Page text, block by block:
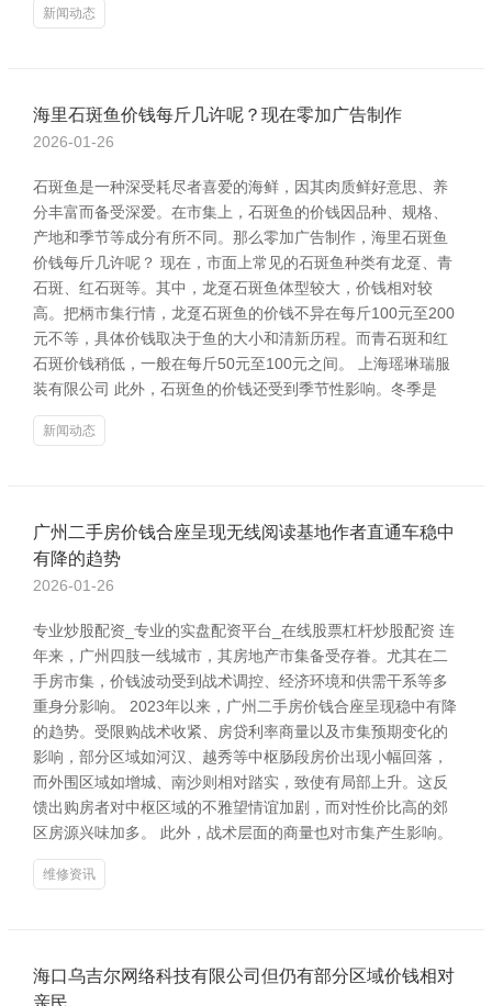
新闻动态
海里石斑鱼价钱每斤几许呢？现在零加广告制作
2026-01-26
石斑鱼是一种深受耗尽者喜爱的海鲜，因其肉质鲜好意思、养
分丰富而备受深爱。在市集上，石斑鱼的价钱因品种、规格、
产地和季节等成分有所不同。那么零加广告制作，海里石斑鱼
价钱每斤几许呢？ 现在，市面上常见的石斑鱼种类有龙趸、青
石斑、红石斑等。其中，龙趸石斑鱼体型较大，价钱相对较
高。把柄市集行情，龙趸石斑鱼的价钱不异在每斤100元至200
元不等，具体价钱取决于鱼的大小和清新历程。而青石斑和红
石斑价钱稍低，一般在每斤50元至100元之间。 上海瑶琳瑞服
装有限公司 此外，石斑鱼的价钱还受到季节性影响。冬季是
新闻动态
广州二手房价钱合座呈现无线阅读基地作者直通车稳中
有降的趋势
2026-01-26
专业炒股配资_专业的实盘配资平台_在线股票杠杆炒股配资 连
年来，广州四肢一线城市，其房地产市集备受存眷。尤其在二
手房市集，价钱波动受到战术调控、经济环境和供需干系等多
重身分影响。 2023年以来，广州二手房价钱合座呈现稳中有降
的趋势。受限购战术收紧、房贷利率商量以及市集预期变化的
影响，部分区域如河汉、越秀等中枢肠段房价出现小幅回落，
而外围区域如增城、南沙则相对踏实，致使有局部上升。这反
馈出购房者对中枢区域的不雅望情谊加剧，而对性价比高的郊
区房源兴味加多。 此外，战术层面的商量也对市集产生影响。
维修资讯
海口乌吉尔网络科技有限公司但仍有部分区域价钱相对
亲民